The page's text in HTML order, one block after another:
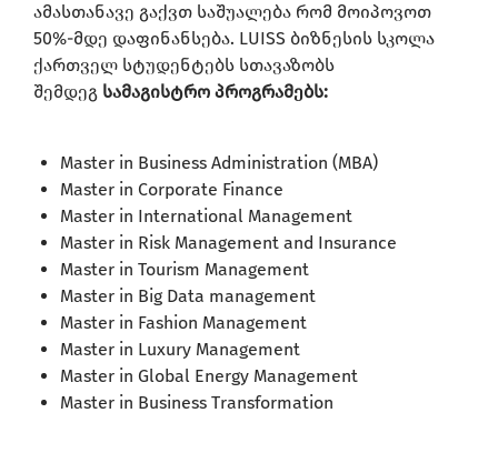
ამასთანავე გაქვთ საშუალება რომ მოიპოვოთ
50%-მდე დაფინანსება. LUISS ბიზნესის სკოლა
ქართველ სტუდენტებს სთავაზობს
შემდეგ სამაგისტრო პროგრამებს:​
Master in Business Administration (MBA)
Master in Corporate Finance
Master in International Management
Master in Risk Management and Insurance
Master in Tourism Management
Master in Big Data management
Master in Fashion Management
Master in Luxury Management
Master in Global Energy Management
Master in Business Transformation